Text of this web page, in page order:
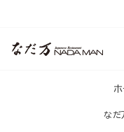
なだ